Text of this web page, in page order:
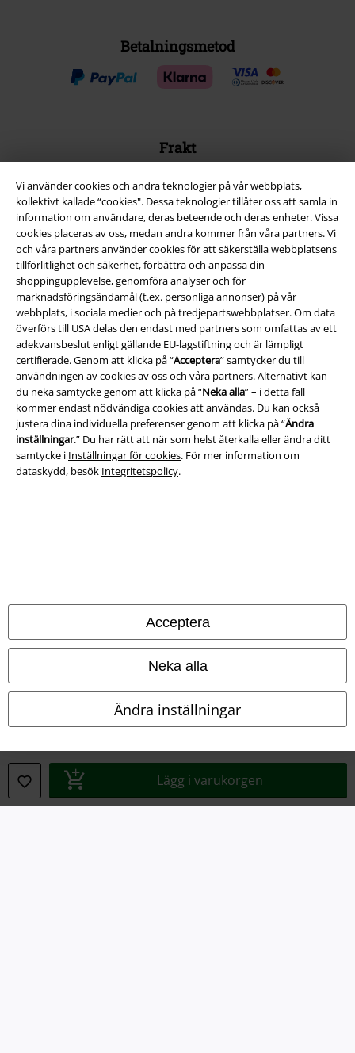
Vi använder cookies och andra teknologier på vår webbplats,
kollektivt kallade “cookies". Dessa teknologier tillåter oss att samla in
information om användare, deras beteende och deras enheter. Vissa
cookies placeras av oss, medan andra kommer från våra partners. Vi
och våra partners använder cookies för att säkerställa webbplatsens
tillförlitlighet och säkerhet, förbättra och anpassa din
shoppingupplevelse, genomföra analyser och för
marknadsföringsändamål (t.ex. personliga annonser) på vår
webbplats, i sociala medier och på tredjepartswebbplatser. Om data
överförs till USA delas den endast med partners som omfattas av ett
adekvansbeslut enligt gällande EU-lagstiftning och är lämpligt
certifierade. Genom att klicka på “Acceptera” samtycker du till
användningen av cookies av oss och våra partners. Alternativt kan
du neka samtycke genom att klicka på “Neka alla” – i detta fall
kommer endast nödvändiga cookies att användas. Du kan också
justera dina individuella preferenser genom att klicka på “Ändra
inställningar.” Du har rätt att när som helst återkalla eller ändra ditt
samtycke i Inställningar för cookies. För mer information om
dataskydd, besök Integritetspolicy.
Acceptera
Neka alla
Ändra inställningar
Lägg i varukorgen
Betalningsmetod
Frakt
EMP-appen
Ladda ner EMP-appen nu och ta del av många fördelar!
A Warner Music Group Company
Ladda ner villkoren
Försäkran om överensstämmelse
Information om tillgänglighet